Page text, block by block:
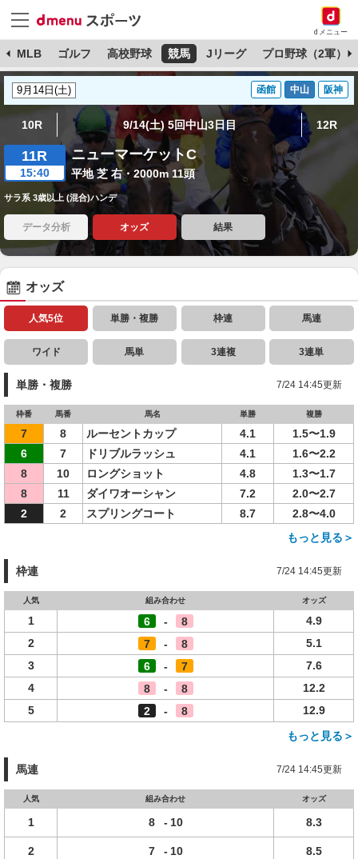
dメニュー
MLB ゴルフ 高校野球 競馬 Jリーグ プロ野球（2軍）
函館 中山 阪神
10R 9/14(土) 5回中山3日目 12R
11R
15:40
ニューマーケットC
平地 芝 右・2000m 11頭
サラ系 3歳以上 (混合)ハンデ
データ分析 オッズ 結果
オッズ
人気5位 単勝・複勝 枠連 馬連
ワイド 馬単 3連複 3連単
単勝・複勝 7/24 14:45更新
枠番 馬番 馬名 単勝 複勝
7 8 ルーセントカップ 4.1
1.5〜1.9
6
7 ドリブルラッシュ 4.1
1.6〜2.2
8
10 ロングショット 4.8
1.3〜1.7
8
11 ダイワオーシャン 7.2
2.0〜2.7
2
2 スプリングコート 8.7
2.8〜4.0
もっと見る＞
枠連 7/24 14:45更新
人気 組み合わせ オッズ
1 6 - 8
4.9
2
7 - 8
5.1
3
6 - 7
7.6
4
8 - 8
12.2
5
2 - 8
12.9
もっと見る＞
馬連 7/24 14:45更新
人気 組み合わせ オッズ
1 8 - 10 8.3
2 7 - 10 8.5